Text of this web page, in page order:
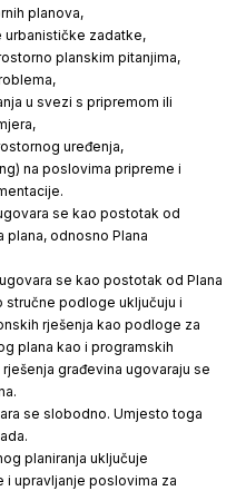
planova,
zadatke,
planskim pitanjima,
u svezi s pripremom ili
uređenja,
na poslovima pripreme i
se kao postotak od
plana, odnosno Plana
se kao postotak od Plana
stručne podloge uključuju i
rješenja kao podloge za
plana kao i programskih
građevina ugovaraju se
se slobodno. Umjesto toga
planiranja uključuje
i upravljanje poslovima za